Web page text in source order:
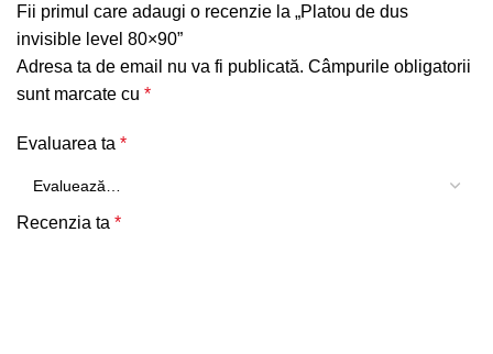
Fii primul care adaugi o recenzie la „Platou de dus
invisible level 80×90”
Adresa ta de email nu va fi publicată. Câmpurile obligatorii
sunt marcate cu *
Evaluarea ta *
Recenzia ta *